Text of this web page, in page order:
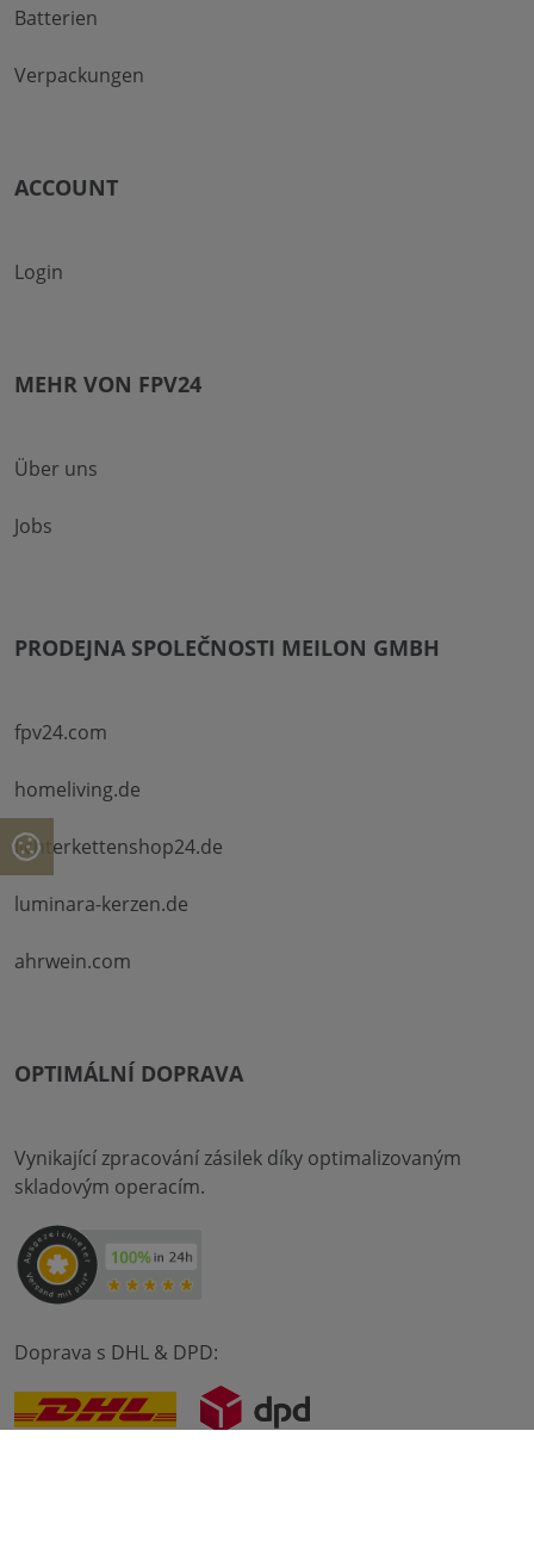
Batterien
Verpackungen
ACCOUNT
Login
MEHR VON FPV24
Über uns
Jobs
PRODEJNA SPOLEČNOSTI MEILON GMBH
fpv24.com
homeliving.de
lichterkettenshop24.de
luminara-kerzen.de
ahrwein.com
OPTIMÁLNÍ DOPRAVA
Vynikající zpracování zásilek díky optimalizovaným
skladovým operacím.
Doprava s DHL & DPD: